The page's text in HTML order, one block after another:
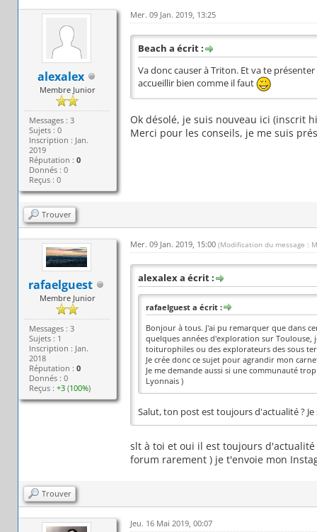
alexalex
Membre Junior
Messages : 3
Sujets : 0
Inscription : Jan.
2019
Réputation :0
Donnés : 0
Reçus : 0
Mer. 09 Jan. 2019, 13:25
Beach a écrit :
Va donc causer à Triton. Et va te
accueillir bien comme il faut
Ok désolé, je suis nouveau ici (inscrit
Merci pour les conseils, je me suis
Trouver
rafaelguest
Membre Junior
Messages : 3
Sujets : 1
Inscription : Jan.
2018
Réputation :0
Donnés : 0
Reçus :+3 (100%)
Mer. 09 Jan. 2019, 15:00 (Modification du message :
alexalex a écrit :
rafaelguest a écrit :
Bonjour à tous. J'ai pu remarquer que dans
quelques années d'exploration sur
toiturophiles ou des explorateurs des sous
Je crée donc ce sujet pour agrandir mon
Je me demande aussi si une communauté
Lyonnais )
Salut, ton post est toujours d'actualité ?
slt à toi et oui il est toujours
forum rarement ) je t'envoie mon
Trouver
Jeu. 16 Mai 2019, 00:07